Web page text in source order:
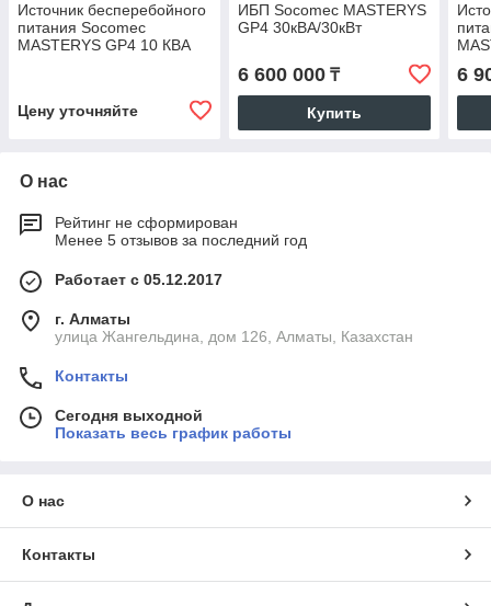
Источник бесперебойного
питания Socomec
MASTERYS GP4 10 КВА
Цену уточняйте
ИБП Socomec MASTERYS
GP4 30кВА/30кВт
6 600 000₸
Купить
6
О нас
Рейтинг не сформирован
Менее 5 отзывов за последний год
Работает с 05.12.2017
г. Алматы
улица Жангельдина, дом 126, Алматы, Казахстан
Контакты
Сегодня выходной
Показать весь график работы
О нас
Контакты